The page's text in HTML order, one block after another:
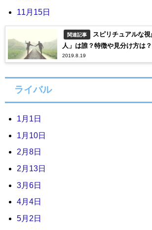
11月15日
関連記事
スピリチュアルな
人」は誰？特徴や見分け方は？
2019.8.19
ライバル
1月1日
1月10日
2月8日
2月13日
3月6日
4月4日
5月2日